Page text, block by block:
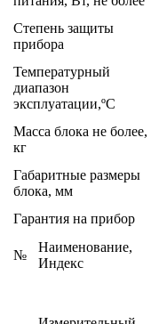
Степень защиты
прибора
Температурный
диапазон
эксплуатации,ºС
Масса блока не более,
кг
Габаритные размеры
блока, мм
Гарантия на прибор
№
Наименование,
Индекс